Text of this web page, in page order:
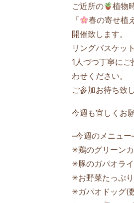
ご近所の
植物
「
春の寄せ植
開催致します。
リングバスケッ
1人づつ丁寧に
わせください。
ご参加お待ち致
今週も宜しくお
–今週のメニュー
✳鶏のグリーン
✳豚のガパオラ
✳お野菜たっぷ
✳ガパオドッグ(